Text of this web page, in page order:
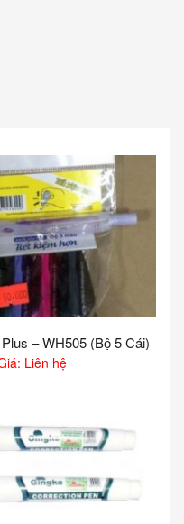
– WH505 (Bộ 5 Cái)
Liên hệ